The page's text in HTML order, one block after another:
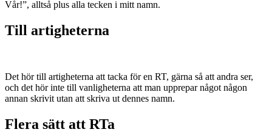
Vår!”, alltså plus alla tecken i mitt namn.
Till artigheterna
Det hör till artigheterna att tacka för en RT, gärna så att andra ser,
och det hör inte till vanligheterna att man upprepar något någon
annan skrivit utan att skriva ut dennes namn.
Flera sätt att RTa